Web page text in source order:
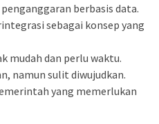
berbasis data.
sebagai konsep yang
mudah dan perlu waktu.
namun sulit diwujudkan.
yang memerlukan